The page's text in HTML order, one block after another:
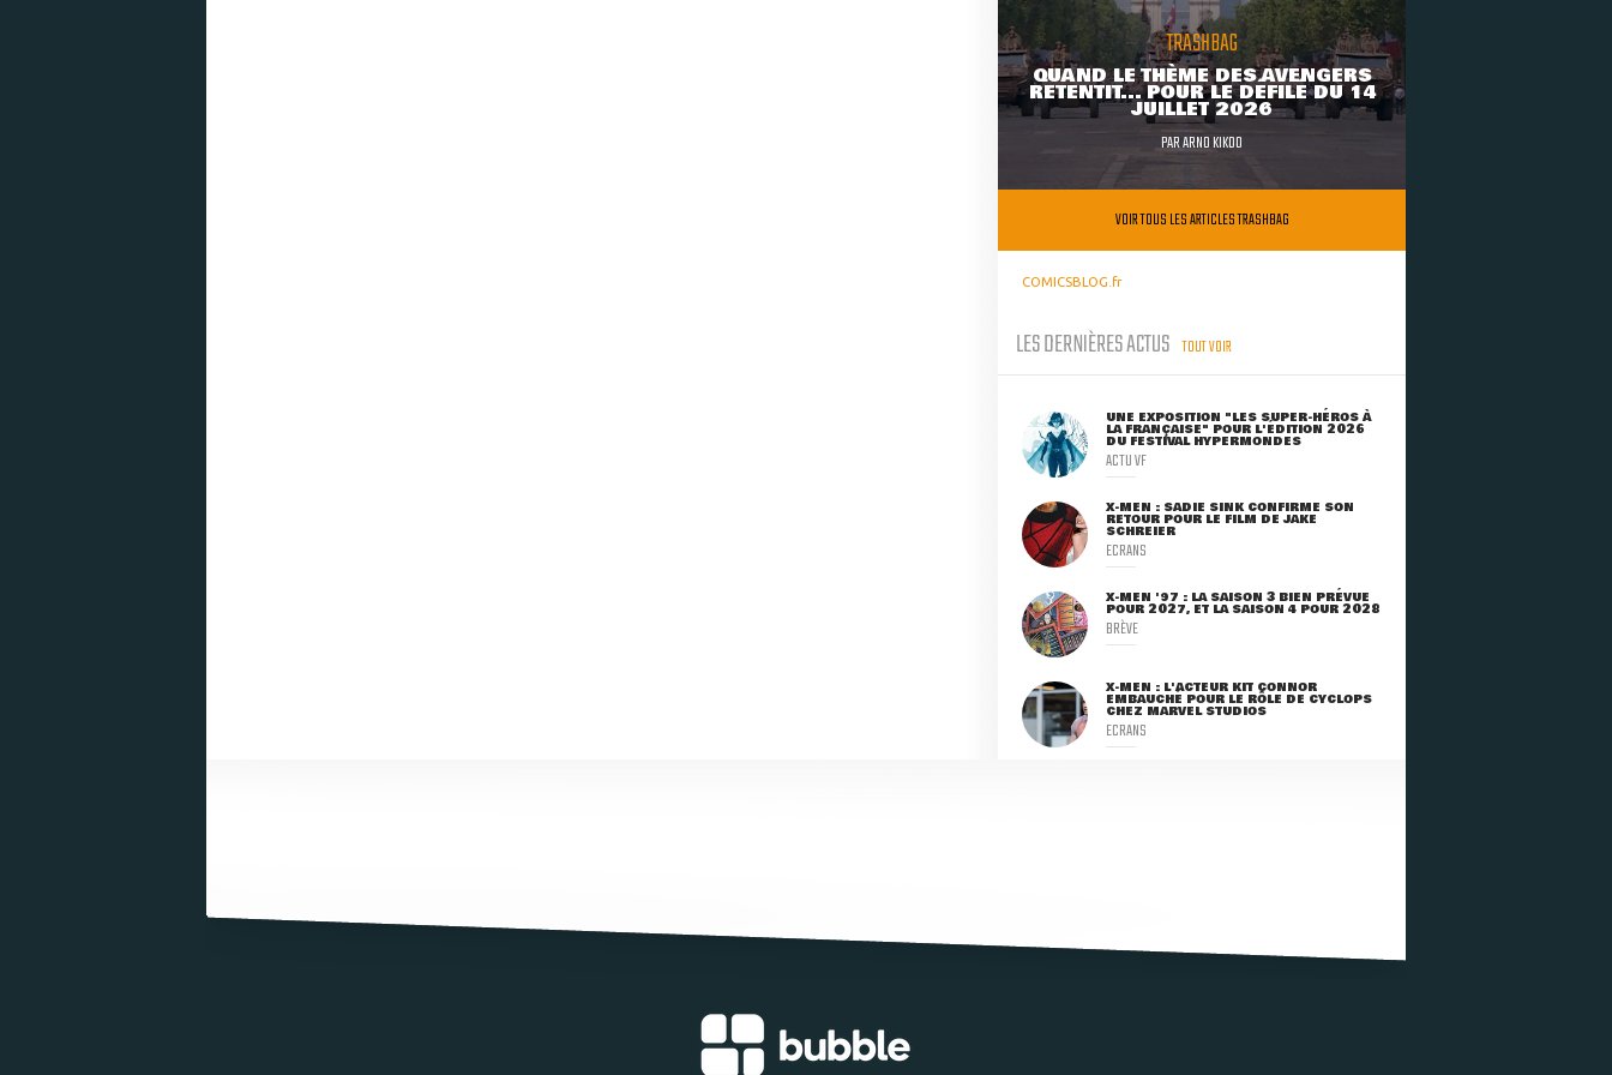
TRASHBAG
QUAND LE THÈME DES AVENGERS
RETENTIT... POUR LE DÉFILÉ DU 14
JUILLET 2026
PARARNO KIKOO
VOIR TOUS LES ARTICLES TRASHBAG
COMICSBLOG.fr
LES DERNIÈRES ACTUS TOUT VOIR
UNE EXPOSITION "LES SUPER-HÉROS À
LA FRANÇAISE" POUR L'ÉDITION 2026
DU FESTIVAL HYPERMONDES
ACTU VF
X-MEN : SADIE SINK CONFIRME SON
RETOUR POUR LE FILM DE JAKE
SCHREIER
ECRANS
X-MEN '97 : LA SAISON 3 BIEN PRÉVUE
POUR 2027, ET LA SAISON 4 POUR 2028
BRÈVE
X-MEN : L'ACTEUR KIT CONNOR
EMBAUCHÉ POUR LE RÔLE DE CYCLOPS
CHEZ MARVEL STUDIOS
ECRANS